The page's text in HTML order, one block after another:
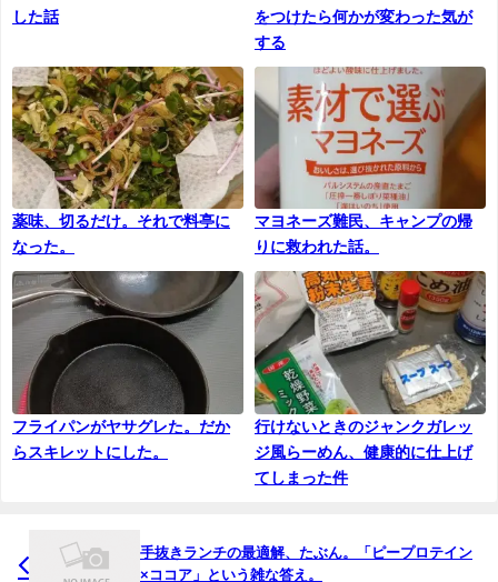
した話
をつけたら何かが変わった気が
する
薬味、切るだけ。それで料亭に
なった。
マヨネーズ難民、キャンプの帰
りに救われた話。
フライパンがヤサグレた。だか
らスキレットにした。
行けないときのジャンクガレッ
ジ風らーめん、健康的に仕上げ
てしまった件
手抜きランチの最適解、たぶん。「ピープロテイン
×ココア」という雑な答え。